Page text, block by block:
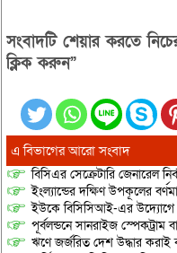
সংবাদটি শেয়ার করতে
ক্লিক করুন”
এ বিভাগের আরো সংবাদ
বিসিএর সেক্রেটারি জেনারেল
ইংল্যান্ডের দক্ষিণ উপকূলের
ইউকে বিসিসিআই-এর উদ্যোগে
পূর্বলন্ডনে সানরাইজ স্পেকট্রাম
​ঋণে জর্জরিত দেশ উদ্ধার করাই